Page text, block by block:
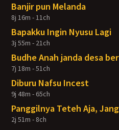
Banjir pun Melanda
8j 16m - 11ch
Bapakku Ingin Nyusu Lagi
3j 55m - 21ch
Budhe Anah janda desa
7j 18m - 51ch
Diburu Nafsu Incest
9j 48m - 65ch
Panggilnya Teteh Aja,
2j 51m - 8ch